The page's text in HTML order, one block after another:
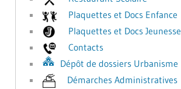
Plaquettes et Docs Enfance
Plaquettes et Docs Jeunesse
Contacts
Dépôt de dossiers Urbanisme
Démarches Administratives